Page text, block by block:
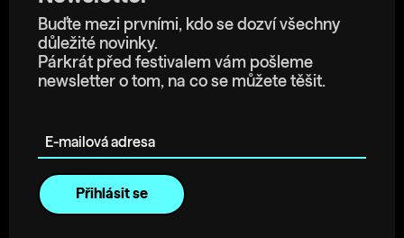
Buďte mezi prvními, kdo se dozví všechny
důležité novinky.
Párkrát před festivalem vám pošleme
newsletter o tom, na co se můžete těšit.